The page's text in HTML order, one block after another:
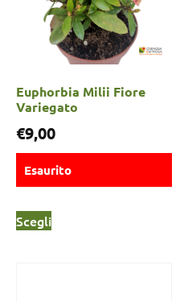
Euphorbia Milii Fiore
Variegato
€9,00
Esaurito
Scegli